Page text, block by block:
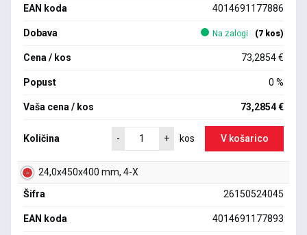
EAN koda 4014691177886
Dobava Na zalogi (7 kos)
Cena / kos 73,2854 €
Popust 0 %
Vaša cena / kos 73,2854 €
Količina - + kos V košarico
24,0x450x400 mm, 4-X
Šifra
26150524045
EAN koda 4014691177893